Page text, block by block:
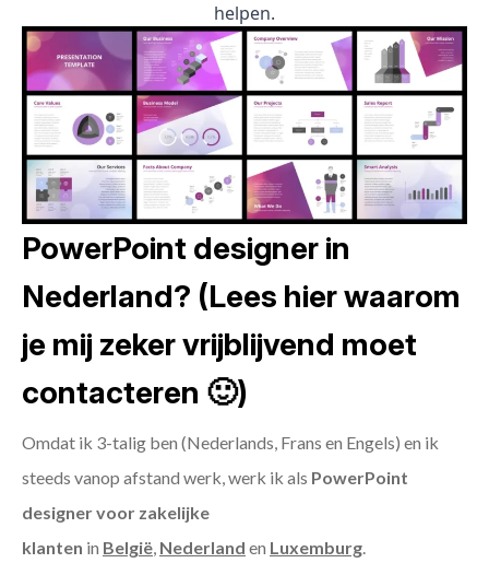
helpen.
PowerPoint designer in
Nederland? (Lees hier waarom
je mij zeker vrijblijvend moet
contacteren 🙂)
Omdat ik 3-talig ben (Nederlands, Frans en Engels) en ik
steeds vanop afstand werk, werk ik als PowerPoint
designer voor zakelijke
klanten in België, Nederland en Luxemburg.